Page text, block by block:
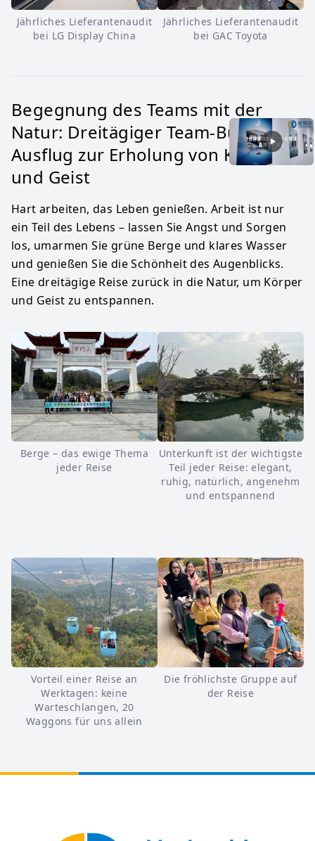
Jährliches Lieferantenaudit
bei LG Display China
Jährliches Lieferantenaudit
bei GAC Toyota
Begegnung des Teams mit der
Natur: Dreitägiger Team-Building-
Ausflug zur Erholung von Körper
und Geist
Hart arbeiten, das Leben genießen. Arbeit ist nur
ein Teil des Lebens – lassen Sie Angst und Sorgen
los, umarmen Sie grüne Berge und klares Wasser
und genießen Sie die Schönheit des Augenblicks.
Eine dreitägige Reise zurück in die Natur, um Körper
und Geist zu entspannen.
Berge – das ewige Thema
jeder Reise
Unterkunft ist der wichtigste
Teil jeder Reise: elegant,
ruhig, natürlich, angenehm
und entspannend
Vorteil einer Reise an
Werktagen: keine
Warteschlangen, 20
Waggons für uns allein
Die fröhlichste Gruppe auf
der Reise